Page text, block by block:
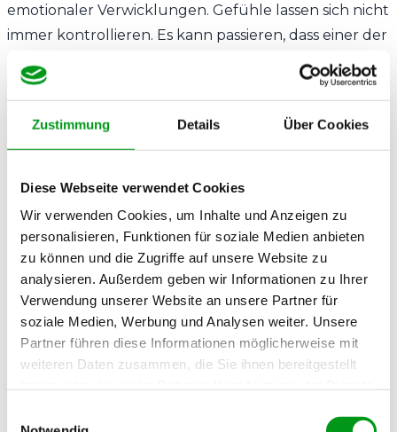
Zustimmung Details Über Cookies
Diese Webseite verwendet Cookies
Wir verwenden Cookies, um Inhalte und Anzeigen zu
personalisieren, Funktionen für soziale Medien anbieten
zu können und die Zugriffe auf unsere Website zu
analysieren. Außerdem geben wir Informationen zu Ihrer
Verwendung unserer Website an unsere Partner für
soziale Medien, Werbung und Analysen weiter. Unsere
Partner führen diese Informationen möglicherweise mit
weiteren Daten zusammen, die Sie ihnen bereitgestellt
emotionaler Verwicklungen. Gefühle lassen sich nicht
immer kontrollieren. Es kann passieren, dass einer der
Partner stärkere Gefühle entwickelt, was zu
Komplikationen führen kann. Solche Situationen
entscheiden, ob die Beziehung fortgesetzt oder